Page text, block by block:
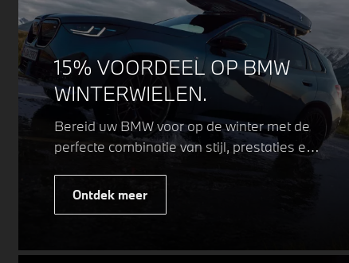
15% VOORDEEL OP BMW
WINTERWIELEN.
Bereid uw BMW voor op de winter met de
perfecte combinatie van stijl, prestaties en
of elegante look, onze winterwielen zijn
uitdagende weersomstandigheden.
Ontdek meer